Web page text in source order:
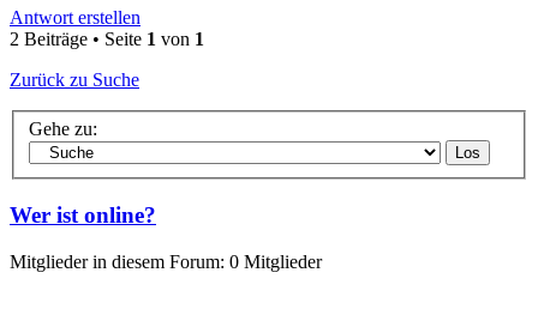
Antwort erstellen
2 Beiträge • Seite 1 von 1
Zurück zu Suche
Gehe zu:
Wer ist online?
Mitglieder in diesem Forum: 0 Mitglieder